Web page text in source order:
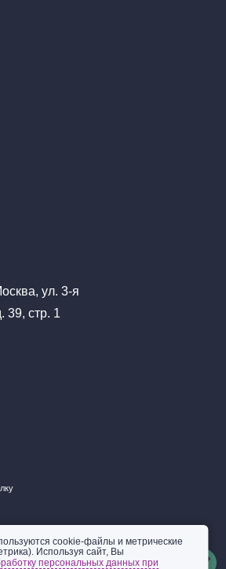
ул. 3-я
39, стр. 1
cookie-файлы и метрические
Используя сайт, Вы
персональных данных при